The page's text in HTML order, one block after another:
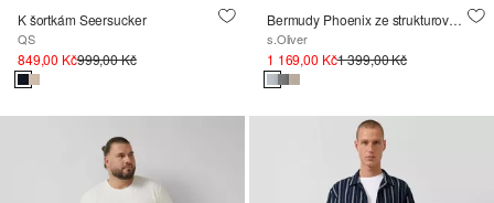
K šortkám Seersucker
QS
849,00 Kč999,00 Kč
Bermudy Phoenix ze strukturované lněné směsi
s.Oliver
1 169,00 Kč1 399,00 Kč